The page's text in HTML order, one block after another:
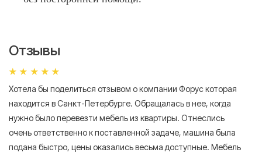
Отзывы
Хотела бы поделиться отзывом о компании Форус которая
находится в Санкт-Петербурге. Обращалась в нее, когда
нужно было перевезти мебель из квартиры. Отнеслись
очень ответственно к поставленной задаче, машина была
подана быстро, цены оказались весьма доступные. Мебель